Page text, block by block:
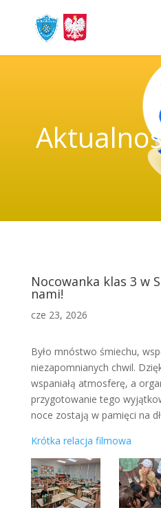
Nocowanka klas 3 w
nami!
cze 23, 2026
Było mnóstwo śmiechu,
niezapomnianych chwil.
wspaniałą atmosferę, a
przygotowanie tego
noce zostają w pamięci na
Krótka relacja filmowa